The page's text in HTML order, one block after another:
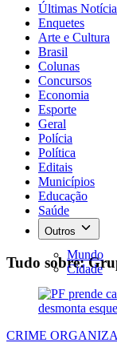
Últimas
Enquetes
Arte e Cultura
Brasil
Colunas
Concursos
Economia
Esporte
Geral
Polícia
Política
Editais
Municípios
Educação
Saúde
Outros
Mundo
Cidade
Tudo sobre:
CRIME